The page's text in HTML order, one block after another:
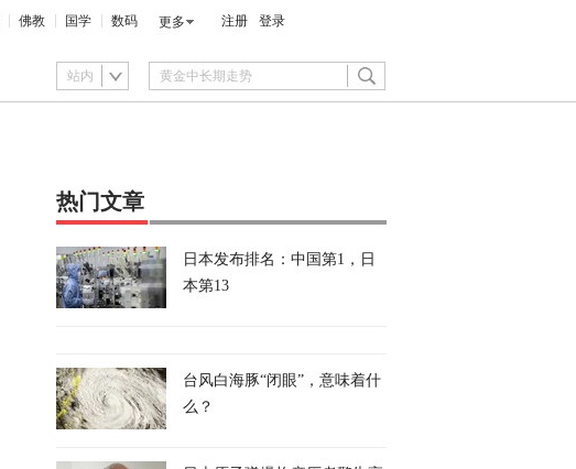
佛教 国学 数码 更多 注册 登录
站内
热门文章
日本发布排名：中国第1，日
本第13
台风白海豚“闭眼”，意味着什
么？